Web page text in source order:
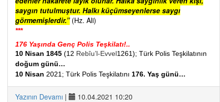
saygın tutulmuştur. Halkı küçümseyenlerse saygı
görmemişlerdir.” (Hz. Ali)
***
176 Yaşında Genç Polis Teşkilatı!..
10 Nisan 1845 (12 Rebîu’l-Evvel1261); Türk Polis Teşkilatının
doğum günü…
10 Nisan 2021; Türk Polis Teşkilatını 176. Yaş günü…
Yazının Devamı | 10.04.2021 10:20